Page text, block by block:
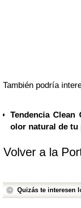
También podría
Tendencia
olor natural de tu
Volver a la
Quizás te interesen